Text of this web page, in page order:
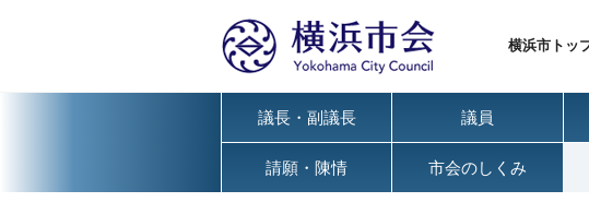
横浜市トッ
議長・副議長 議員
請願・陳情 市会のしくみ